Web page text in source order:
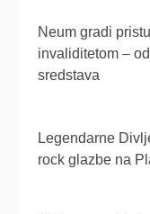
Neum gradi
invaliditetom –
sredstava
Legendarne
rock glazbe na